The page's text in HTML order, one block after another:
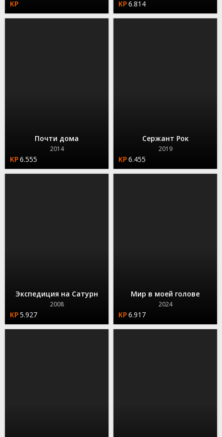
6.814
Почти дома
2014
6.555
Сержант Рок
2019
6.455
Экспедиция на Сатурн
2008
5.927
Мир в моей голове
2024
6.917